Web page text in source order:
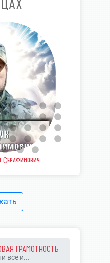
ГРАМОТНОСТЬ
все и...